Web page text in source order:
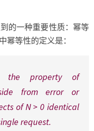
的一种重要性质：幂等
幂等性的定义是：
the property of
from error or
of N > 0 identical
request.